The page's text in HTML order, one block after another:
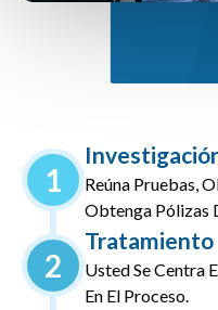
1
Reúna Pruebas,
Obtenga Pólizas
2
Tratamiento
Usted Se Centra
En El Proceso.